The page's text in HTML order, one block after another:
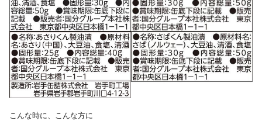
こんな時に、こんな方に